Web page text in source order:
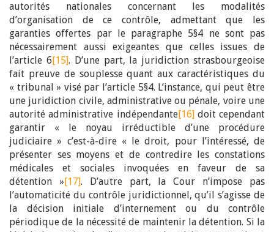
autorités nationales concernant les modalités
d’organisation de ce contrôle, admettant que les
garanties offertes par le paragraphe 5§4 ne sont pas
nécessairement aussi exigeantes que celles issues de
l’article 6[15]. D’une part, la juridiction strasbourgeoise
fait preuve de souplesse quant aux caractéristiques du
« tribunal » visé par l’article 5§4. L’instance, qui peut être
une juridiction civile, administrative ou pénale, voire une
autorité administrative indépendante[16]doit cependant
garantir « le noyau irréductible d’une procédure
judiciaire » c’est-à-dire « le droit, pour l’intéressé, de
présenter ses moyens et de contredire les constations
médicales et sociales invoquées en faveur de sa
détention »[17]. D’autre part, la Cour n’impose pas
l’automaticité du contrôle juridictionnel, qu’il s’agisse de
la décision initiale d’internement ou du contrôle
périodique de la nécessité de maintenir la détention. Si la